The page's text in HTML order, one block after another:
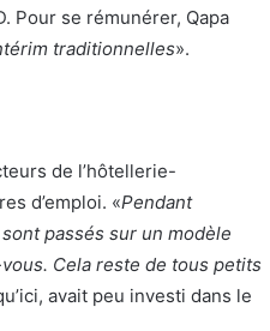
Pour se rémunérer, Qapa
traditionnelles».
de l’hôtellerie-
d’emploi. «Pendant
passés sur un modèle
Cela reste de tous petits
avait peu investi dans le